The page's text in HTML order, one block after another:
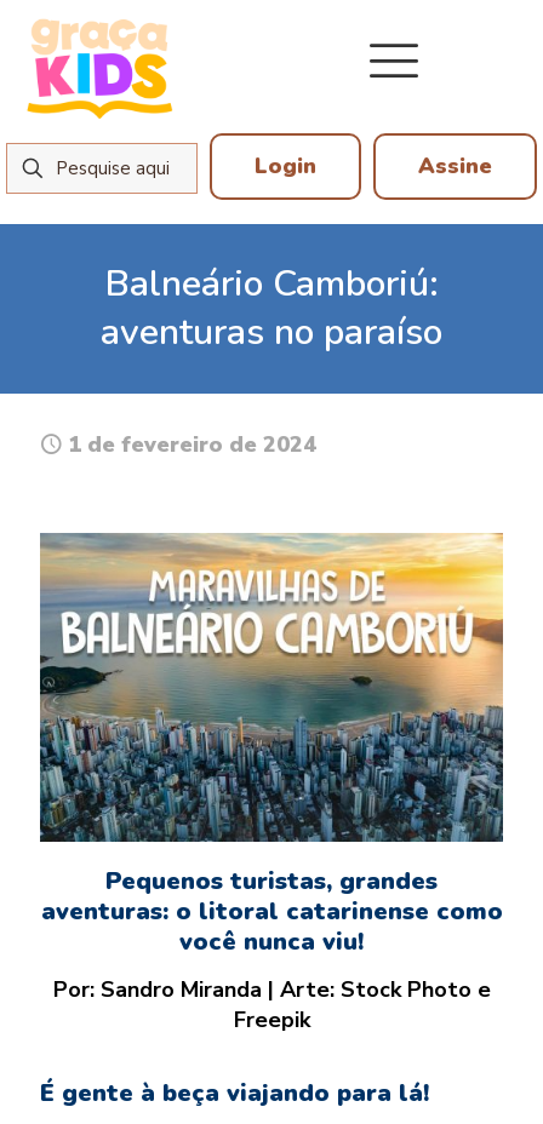
Login Assine
Balneário Camboriú:
aventuras no paraíso
1 de fevereiro de 2024
Pequenos turistas, grandes
aventuras: o litoral catarinense como
você nunca viu!
Por: Sandro Miranda | Arte: Stock Photo e
Freepik
É gente à beça viajando para lá!